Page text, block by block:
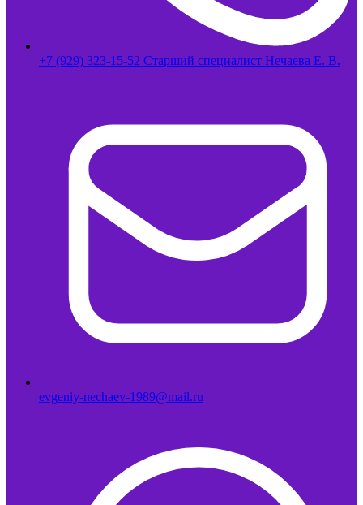
+7 (929) 323-15-52 Старший специалист Нечаева Е. В.
evgeniy-nechaev-1989@mail.ru